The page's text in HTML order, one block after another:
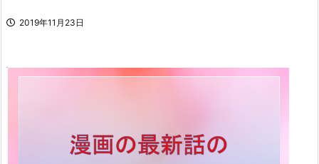
2019年11月23日